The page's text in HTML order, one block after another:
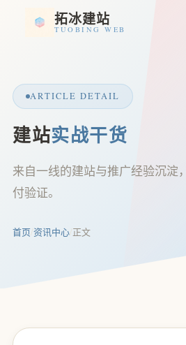
拓冰建站
TUOBING WEB
ARTICLE DETAIL
建站实战干货
来自一线的建站与推广经验沉淀
付验证。
首页/资讯中心/正文